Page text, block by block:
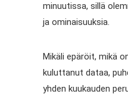
minuutissa, sillä
ja ominaisuuksia.
Mikäli epäröit, mikä
kuluttanut dataa,
yhden kuukauden